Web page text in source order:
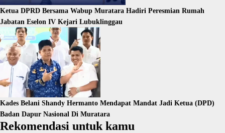
Ketua DPRD Bersama Wabup Muratara Hadiri Peresmian Rumah
Jabatan Eselon IV Kejari Lubuklinggau
Kades Belani Shandy Hermanto Mendapat Mandat Jadi Ketua (DPD)
Badan Dapur Nasional Di Muratara
Rekomendasi untuk kamu